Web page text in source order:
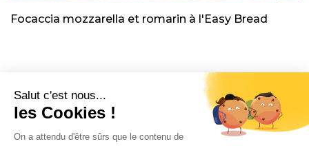
Focaccia mozzarella et romarin à l'Easy Bread
CONTACT